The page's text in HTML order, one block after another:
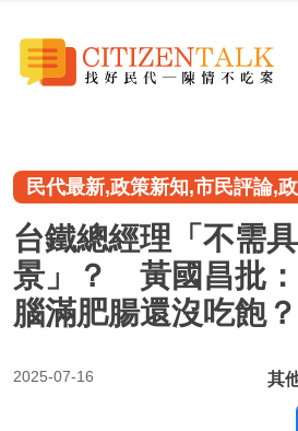
民代最新,政策新知,市民評論,
台鐵總經理「不需
景」？ 黃國昌批
腦滿肥腸還沒吃飽？
2025-07-16 其